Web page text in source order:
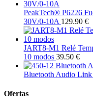
PeakTech® P6226
30V/0-10A 129.90 €
JART8-M1 Relé
10 modos 39.50 €
Bluetooth Audio
Ofertas